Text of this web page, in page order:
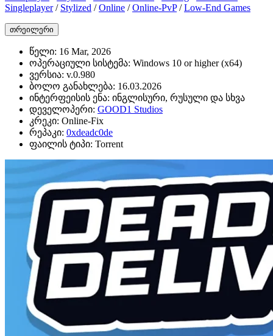
Singleplayer/ Stylized /Online /Online-PvP/Low-End Games
თრეილერი
წელი: 16 Mar, 2026
ოპერაციული სისტემა: Windows 10 or higher (x64)
ვერსია: v.0.980
ბოლო განახლება: 16.03.2026
ინტერფეისის ენა: ინგლისური, რუსული და სხვა
დეველოპერი: GOOD1 Studios
კრეკი: Online-Fix
რეპაკი: 0xdeadc0de
ფაილის ტიპი: Torrent